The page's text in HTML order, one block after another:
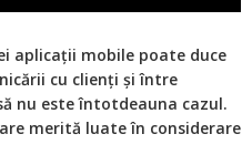
aplicații mobile poate duce
cu clienți și între
nu este întotdeauna cazul.
merită luate în considerare